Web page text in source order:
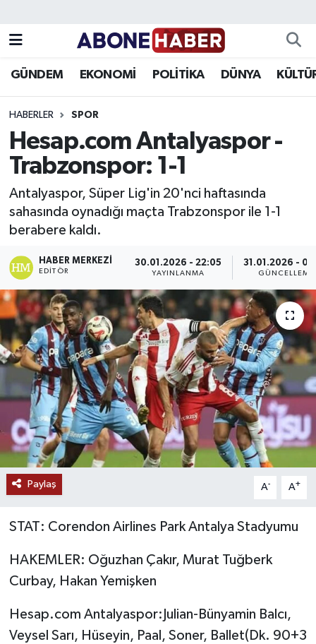
GÜNDEM EKONOMİ POLİTİKA DÜNYA
HABERLER SPOR
Hesap.com Antalyaspor -
Trabzonspor: 1-1
Antalyaspor, Süper Lig'in 20'nci haftasında
sahasında oynadığı maçta Trabzonspor ile 1-1
berabere kaldı.
HABER MERKEZI
EDITÖR
30.01.2026 - 22:05
YAYINLANMA
31.01.2026 -
GÜNCELLEME
Paylaş A- A+
STAT: Corendon Airlines Park Antalya Stadyumu
HAKEMLER: Oğuzhan Çakır, Murat Tuğberk
Curbay, Hakan Yemişken
Hesap.com Antalyaspor:Julian-Bünyamin Balcı,
Veysel Sarı, Hüseyin, Paal, Soner, Ballet(Dk. 90+3
Asayiş
Bilim ve Teknoloji
Çevre
Dünya
Eğitim
Ekonomi
Genel
Gündem
Haberde İnsan
Kültür Sanat
Magazin
Politika
Son Dakika
Süper Lig Puan Durumu ve Fikstür
Tüm Manşetler
Son Dakika Haberleri
Haber Arşivi